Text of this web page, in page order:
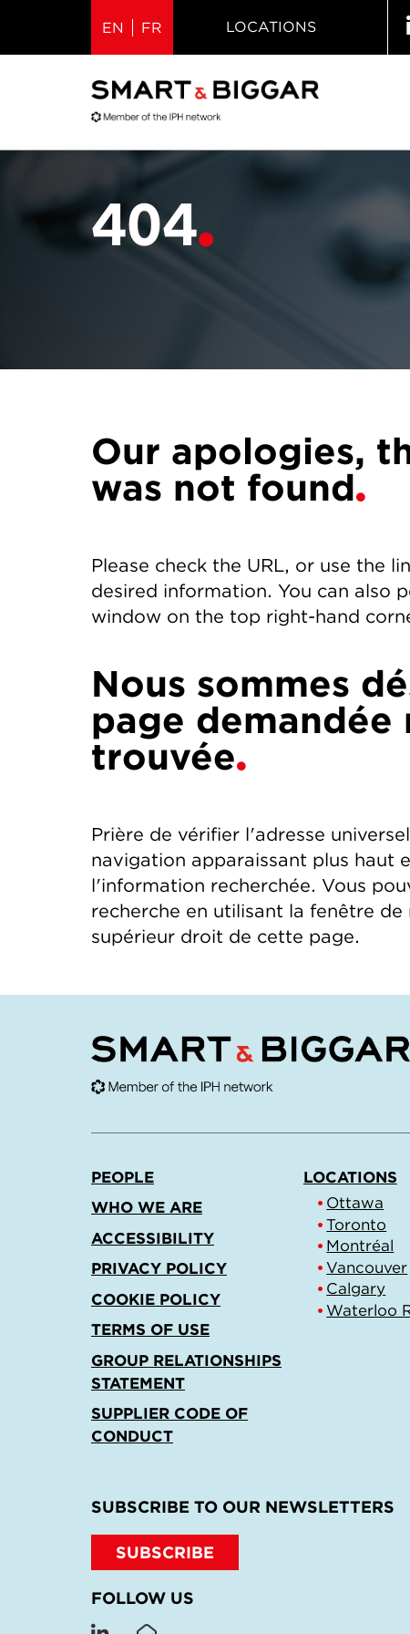
EN FR LOCATIONS
404
Our apologies,
was not found
Please check the URL, or use the
desired information. You can also
window on the top right-hand
Nous sommes
page demandée
trouvée
Prière de vérifier l'adresse
navigation apparaissant plus haut
l'information recherchée. Vous
recherche en utilisant la fenêtre
supérieur droit de cette page.
PEOPLE
WHO WE ARE
ACCESSIBILITY
PRIVACY POLICY
COOKIE POLICY
TERMS OF USE
GROUP RELATIONSHIPS
STATEMENT
SUPPLIER CODE OF
CONDUCT
LOCATIONS
Ottawa
Toronto
Montréal
Vancouver
Calgary
Waterloo
SUBSCRIBE TO OUR NEWSLETTERS
SUBSCRIBE
FOLLOW US